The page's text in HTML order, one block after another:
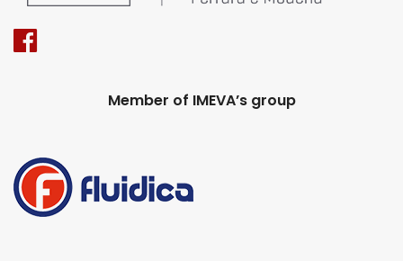
Member of IMEVA’s group